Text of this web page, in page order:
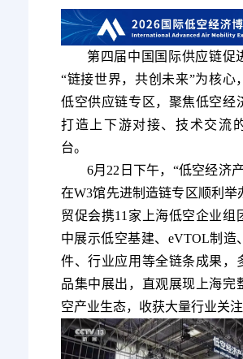
第四届中国国际供应链促
“链接世界，共创未来”为核心
低空供应链专区，聚焦低空经
打造上下游对接、技术交流
台。
6月22日下午，“低空经济
在W3馆先进制造链专区顺利举
贸促会携11家上海低空企业组
中展示低空基建、eVTOL制造
件、行业应用等全链条成果，
品集中展出，直观展现上海完
空产业生态，收获大量行业关注